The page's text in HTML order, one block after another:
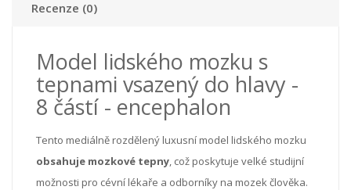
Recenze (0)
Model lidského mozku s
tepnami vsazený do hlavy -
8 částí - encephalon
Tento mediálně rozdělený luxusní model lidského mozku
obsahuje mozkové tepny, což poskytuje velké studijní
možnosti pro cévní lékaře a odborníky na mozek člověka.